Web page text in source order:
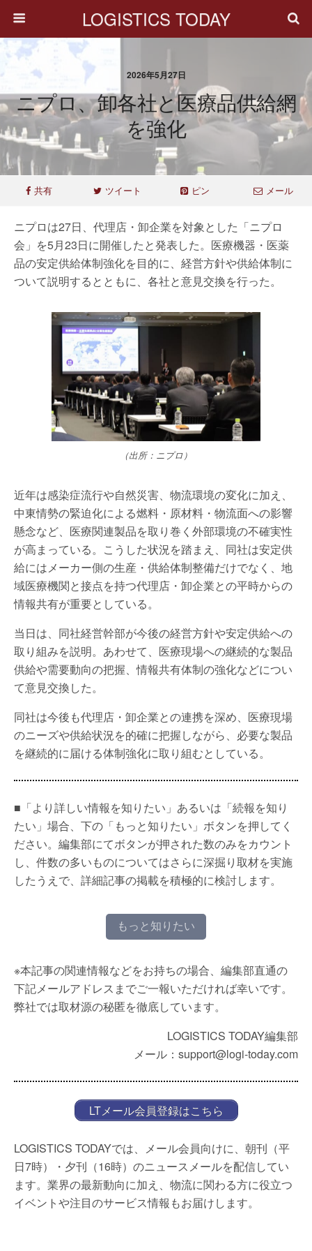
LOGISTICS TODAY
2026年5月27日
ニプロ、卸各社と医療品供給網
を強化
共有 ツイート ピン メール
ニプロは27日、代理店・卸企業を対象とした「ニプロ
会」を5月23日に開催したと発表した。医療機器・医薬
品の安定供給体制強化を目的に、経営方針や供給体制に
ついて説明するとともに、各社と意見交換を行った。
（出所：ニプロ）
近年は感染症流行や自然災害、物流環境の変化に加え、
中東情勢の緊迫化による燃料・原材料・物流面への影響
懸念など、医療関連製品を取り巻く外部環境の不確実性
が高まっている。こうした状況を踏まえ、同社は安定供
給にはメーカー側の生産・供給体制整備だけでなく、地
域医療機関と接点を持つ代理店・卸企業との平時からの
情報共有が重要としている。
当日は、同社経営幹部が今後の経営方針や安定供給への
取り組みを説明。あわせて、医療現場への継続的な製品
供給や需要動向の把握、情報共有体制の強化などについ
て意見交換した。
同社は今後も代理店・卸企業との連携を深め、医療現場
のニーズや供給状況を的確に把握しながら、必要な製品
を継続的に届ける体制強化に取り組むとしている。
■「より詳しい情報を知りたい」あるいは「続報を知り
たい」場合、下の「もっと知りたい」ボタンを押してく
ださい。編集部にてボタンが押された数のみをカウント
し、件数の多いものについてはさらに深掘り取材を実施
したうえで、詳細記事の掲載を積極的に検討します。
もっと知りたい
※本記事の関連情報などをお持ちの場合、編集部直通の
下記メールアドレスまでご一報いただければ幸いです。
弊社では取材源の秘匿を徹底しています。
LOGISTICS TODAY編集部
メール：support@logi-today.com
LTメール会員登録はこちら
LOGISTICS TODAYでは、メール会員向けに、朝刊（平
日7時）・夕刊（16時）のニュースメールを配信してい
ます。業界の最新動向に加え、物流に関わる方に役立つ
イベントや注目のサービス情報もお届けします。